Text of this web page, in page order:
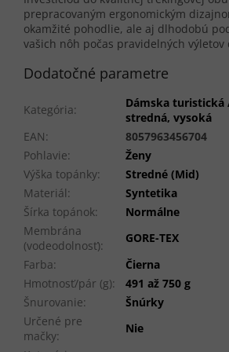
prepracovaným ergonomickým
okamžité pohodlie, ale aj dlhodobú
vašich nôh počas pravidelných
Dodatočné parametre
Kategória:
Dámska
stredná, vysoká
EAN:
8057963456704
Pohlavie:
Ženy
Výška topánky:
Stredné (Mid)
Materiál:
Syntetika
Šírka topánok:
Normálne
Membrána
(vodeodolnosť):
GORE-TEX
Farba:
Čierna
Hmotnosť/pár (g):
491 až 750 g
Šnurovanie:
Šnúrky
Určené pre
mačky:
Nie